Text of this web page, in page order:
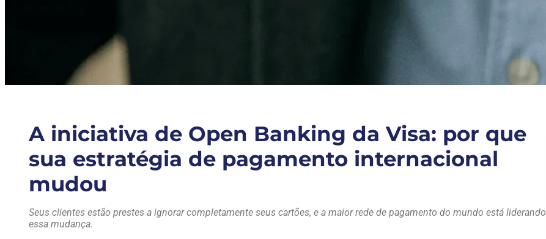
A iniciativa de Open Banking da Visa: por que
sua estratégia de pagamento internacional
mudou
Seus clientes estão prestes a ignorar completamente seus cartões, e a maior rede de pagamento do mundo está liderando
essa mudança.